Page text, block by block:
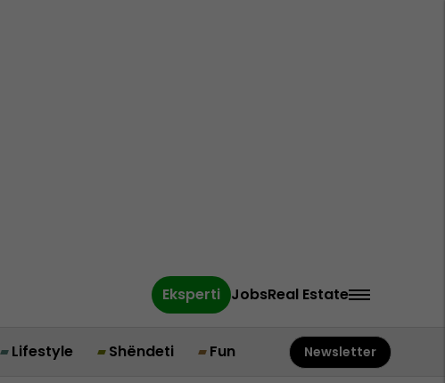
Eksperti JobsReal Estate
Lifestyle Shëndeti Fun Newsletter